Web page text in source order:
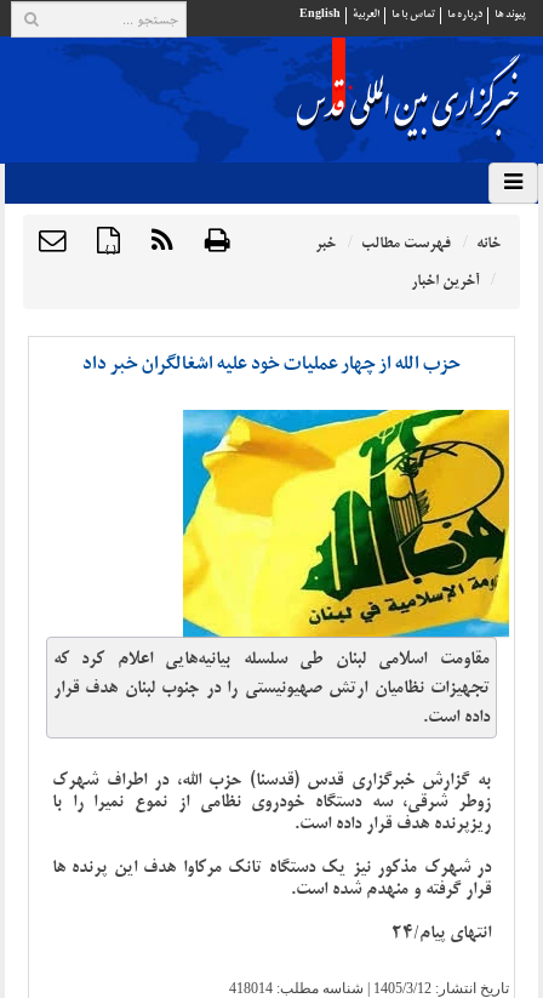
پيوند ها درباره ما تماس با ما العربية English
{ } خانه فهرست مطالب
خبر
آخرین اخبار
حزب الله از چهار عملیات خود علیه اشغالگران خبر داد
مقاومت اسلامی لبنان طی سلسله بیانیه‌هایی اعلام کرد که
تجهیزات نظامیان ارتش صهیونیستی را در جنوب لبنان هدف قرار
داده است.
به گزارش خبرگزاری قدس (قدسنا) حزب الله، در اطراف شهرک
زوطر شرقی، سه دستگاه خودروی نظامی از نموع نمیرا را با
ریزپرنده هدف قرار داده است.
در شهرک مذکور نیز یک دستگاه تانک مرکاوا هدف این پرنده ها
قرار گرفته و منهدم شده است.
انتهای پیام/24
تاریخ انتشار: 1405/3/12 | شناسه مطلب: 418014